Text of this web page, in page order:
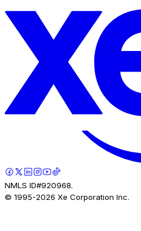
NMLS ID#920968.
© 1995-2026 Xe Corporation Inc.